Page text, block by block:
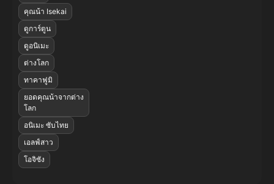
คุณน้า Isekai
ดูการ์ตูน
ดูอนิเมะ
ต่างโลก
ทาคาฟูมิ
ยอดคุณน้าจากต่าง
โลก
อนิเมะ ซับไทย
เอลฟ์สาว
โอจิซัง